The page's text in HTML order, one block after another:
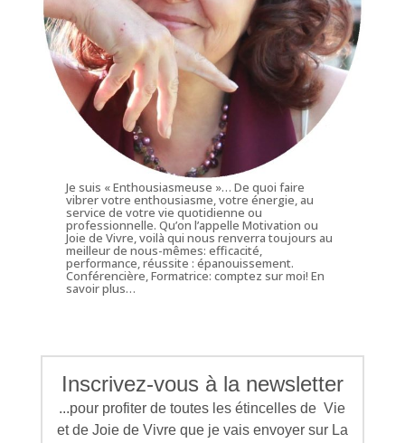
Je suis « Enthousiasmeuse »… De quoi faire
vibrer votre enthousiasme, votre énergie, au
service de votre vie quotidienne ou
professionnelle. Qu’on l’appelle Motivation ou
Joie de Vivre, voilà qui nous renverra toujours au
meilleur de nous-mêmes: efficacité,
performance, réussite : épanouissement.
Conférencière, Formatrice: comptez sur moi!En
savoir plus…
Inscrivez-vous à la newsletter
...pour profiter de toutes les étincelles de Vie
et de Joie de Vivre que je vais envoyer sur La